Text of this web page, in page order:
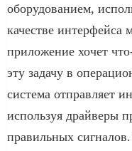
оборудованием,
качестве
приложение хочет
эту задачу в
система отправляет
используя драйверы
правильных